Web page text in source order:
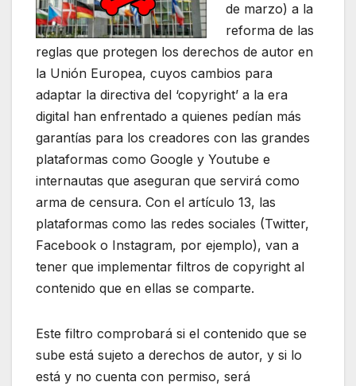
de marzo) a la
reforma de las
reglas que protegen los derechos de autor en
la Unión Europea, cuyos cambios para
adaptar la directiva del ‘copyright’ a la era
digital han enfrentado a quienes pedían más
garantías para los creadores con las grandes
plataformas como Google y Youtube e
internautas que aseguran que servirá como
arma de censura. Con el artículo 13, las
plataformas como las redes sociales (Twitter,
Facebook o Instagram, por ejemplo), van a
tener que implementar filtros de copyright al
contenido que en ellas se comparte.
Este filtro comprobará si el contenido que se
sube está sujeto a derechos de autor, y si lo
está y no cuenta con permiso, será